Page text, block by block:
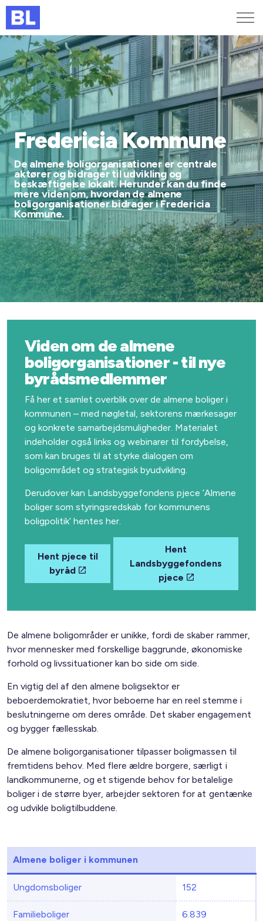
Genveje
Find medarbejder
Kurser og arrangementer
Jobportalen
MitBL
Fredericia Kommune
De almene boligorganisationer er centrale
aktører og bidrager til udvikling og
beskæftigelse lokalt. Herunder kan du finde
mere viden om, hvordan de almene
boligorganisationer bidrager i Fredericia
Kommune.
Viden om de almene
boligorganisationer - til nye
byrådsmedlemmer
Få her et samlet overblik over de almene boliger i
kommunen – med nøgletal, sektorens mærkesager
og konkrete samarbejdsmuligheder. Materialet
indeholder også links og webinarer til fordybelse,
som kan bruges til at styrke dialogen om
boligområdet og strategisk byudvikling.
Derudover kan Landsbyggefondens pjece ’Almene
boliger som styringsredskab for kommunens
boligpolitik’ hentes her.
Hent pjece til
byråd
Hent
Landsbyggefondens
pjece
De almene boligområder er unikke, fordi de skaber rammer,
hvor mennesker med forskellige baggrunde, økonomiske
forhold og livssituationer kan bo side om side.
En vigtig del af den almene boligsektor er
beboerdemokratiet, hvor beboerne har en reel stemme i
beslutningerne om deres område. Det skaber engagement
og bygger fællesskab.
De almene boligorganisationer tilpasser boligmassen til
fremtidens behov. Med flere ældre borgere, særligt i
landkommunerne, og et stigende behov for betalelige
boliger i de større byer, arbejder sektoren for at gentænke
og udvikle boligtilbuddene.
Almene boliger i kommunen
Ungdomsboliger 152
Familieboliger 6.839